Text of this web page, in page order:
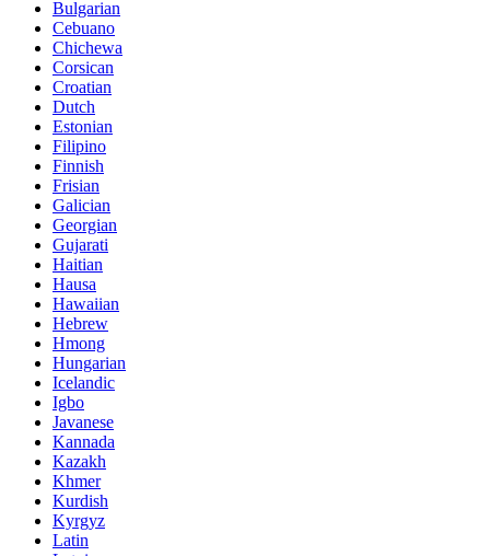
Bulgarian
Cebuano
Chichewa
Corsican
Croatian
Dutch
Estonian
Filipino
Finnish
Frisian
Galician
Georgian
Gujarati
Haitian
Hausa
Hawaiian
Hebrew
Hmong
Hungarian
Icelandic
Igbo
Javanese
Kannada
Kazakh
Khmer
Kurdish
Kyrgyz
Latin